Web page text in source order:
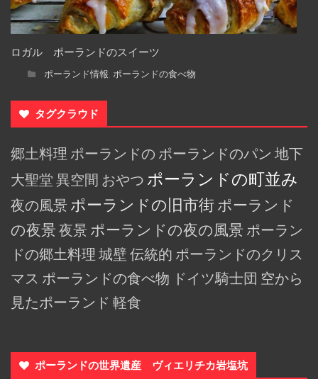
ロガル ポーランドのスイーツ
ポーランド情報, ポーランドの食べ物
タグクラウド
郷土料理 ポーランドの ポーランドのパン 地下
大聖堂 異空間 おやつ ポーランドの町並み
夜の風景 ポーランドの旧市街 ポーランド
の夜景 夜景 ポーランドの夜の風景 ポーラン
ドの郷土料理 城壁 伝統的 ポーランドのクリス
マス ポーランドの食べ物 ドイツ騎士団 空から
見たポーランド 軽食
ポーランドの世界遺産 ヴィエリチカ岩塩坑